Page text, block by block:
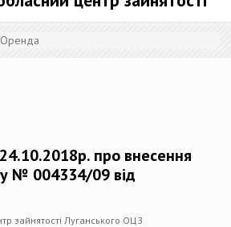
Оренда
про внесення
№ 004334/09 від
зайнятості Луганського ОЦЗ